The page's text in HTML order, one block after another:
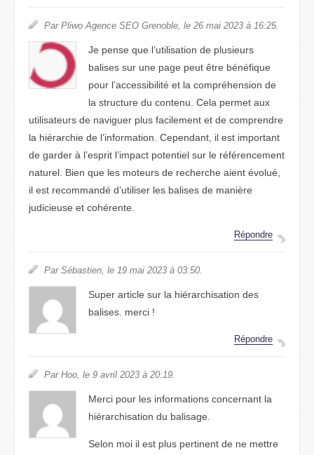
Par Pliwo Agence SEO Grenoble, le 26 mai 2023 à 16:25.
Je pense que l’utilisation de plusieurs
balises sur une page peut être bénéfique
pour l’accessibilité et la compréhension de
la structure du contenu. Cela permet aux
utilisateurs de naviguer plus facilement et de comprendre
la hiérarchie de l’information. Cependant, il est important
de garder à l’esprit l’impact potentiel sur le référencement
naturel. Bien que les moteurs de recherche aient évolué,
il est recommandé d’utiliser les balises de manière
judicieuse et cohérente.
Répondre
Par Sébastien, le 19 mai 2023 à 03:50.
Super article sur la hiérarchisation des
balises. merci !
Répondre
Par Hoo, le 9 avril 2023 à 20:19.
Merci pour les informations concernant la
hiérarchisation du balisage.
Selon moi il est plus pertinent de ne mettre